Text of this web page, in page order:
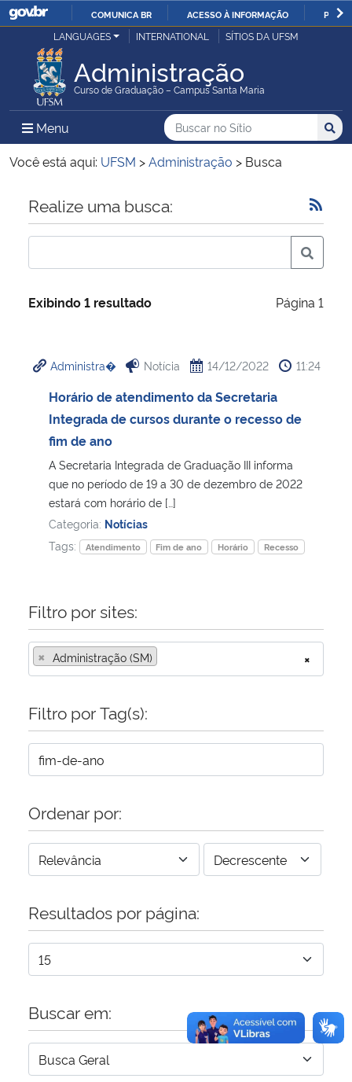
IR
O
COMUNICA BR ACESSO À INFORMAÇÃO
Ministério da Justiça e Segurança Pública
Ministério da Defesa
Ministério das Relações Exteriores
Ministério da Economia
Ministério da Infraestrutura
Ministério da Cidadania
Ministério de Minas e Energia
Ministério da Ciência, Tecnologia, Inovações e Comunicações
Ministério do Meio Ambiente
Ministério do Desenvolvimento Regional
Controladoria-Geral da União
Secretaria-Geral
Gabinete de Segurança Institucional
Advocacia-Geral da União
Banco Central do Brasil
Planalto
LANGUAGES INTERNATIONAL SÍTIOS DA UFSM
Administração
Curso de Graduação – Campus Santa Maria
Menu Menu Principal do Sítio
Busca
Buscar no no Sítio
Busca:
Você está aqui: UFSM >Administração > Busca
Início do conteúdo
Realize uma busca:
Exibindo 1 resultado Página 1
Administra� Notícia 14/12/2022 11:24
Horário de atendimento da Secretaria
Integrada de cursos durante o recesso de
fim de ano
A Secretaria Integrada de Graduação III informa
que no período de 19 a 30 de dezembro de 2022
estará com horário de […]
Categoria: Notícias
Tags:
Atendimento Fim de ano Horário Recesso
Filtro por sites:
×
× Administração (SM)
Filtro por Tag(s):
Ordenar por:
Resultados por página:
Buscar em: